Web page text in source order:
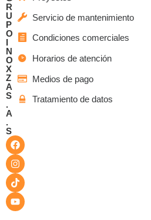
R
U
P
O
I
N
O
X
Z
A
S
.
A
.
S
Servicio de mantenimiento
Condiciones comerciales
Horarios de atención
Medios de pago
Tratamiento de datos